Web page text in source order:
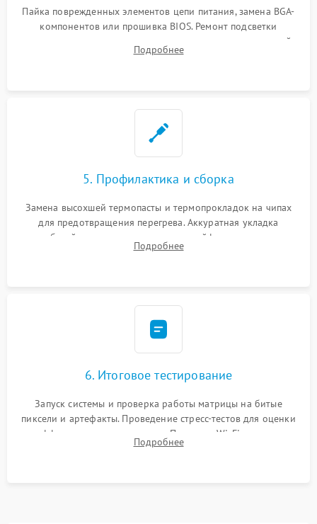
Пайка поврежденных элементов цепи питания, замена BGA-
компонентов или прошивка BIOS. Ремонт подсветки
матрицы, замена неисправного накопителя на скоростной
SSD или установка новых модулей памяти.
Подробнее
5. Профилактика и сборка
Замена высохшей термопасты и термопрокладок на чипах
для предотвращения перегрева. Аккуратная укладка
кабелей, подключение хрупких шлейфов матрицы и
надежная фиксация всех элементов внутри корпуса
Подробнее
6. Итоговое тестирование
Запуск системы и проверка работы матрицы на битые
пиксели и артефакты. Проведение стресс-тестов для оценки
эффективности охлаждения. Проверка Wi-Fi, камеры,
микрофона и всех портов перед выдачей устройства.
Подробнее